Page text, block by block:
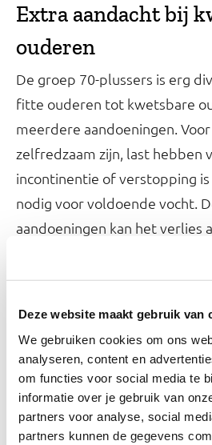
Deze website maakt gebruik van
We gebruiken cookies om ons
analyseren, content en
om functies voor social media te
informatie over je gebruik van
partners voor analyse, social
partners kunnen de gegevens
Extra aandacht bij
ouderen
De groep 70-plussers is erg
fitte ouderen tot kwetsbare
meerdere aandoeningen.
zelfredzaam zijn, last hebben
incontinentie of verstopping
nodig voor voldoende vocht.
aandoeningen kan het verlies
toegenomen zijn, de
ziekte of medicijngebruik
Bij een toename van
weer en warme
ouderen meer vocht nodig. In
waarbij vaak sprake is van